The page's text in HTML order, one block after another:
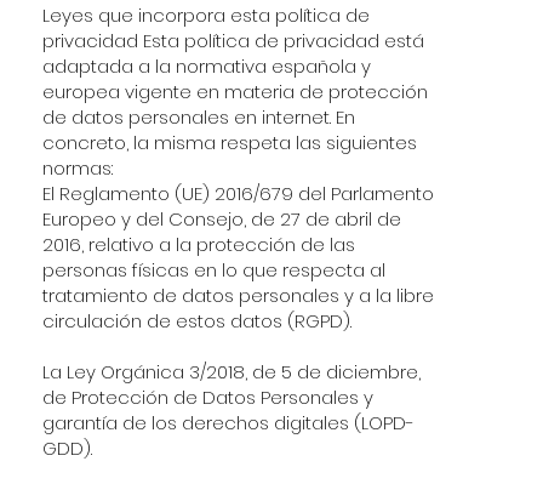
Leyes que incorpora esta política de
privacidad Esta política de privacidad está
adaptada a la normativa española y
europea vigente en materia de protección
de datos personales en internet. En
concreto, la misma respeta las siguientes
normas:
El Reglamento (UE) 2016/679 del Parlamento
Europeo y del Consejo, de 27 de abril de
2016, relativo a la protección de las
personas físicas en lo que respecta al
tratamiento de datos personales y a la libre
circulación de estos datos (RGPD).
La Ley Orgánica 3/2018, de 5 de diciembre,
de Protección de Datos Personales y
garantía de los derechos digitales (LOPD-
GDD).